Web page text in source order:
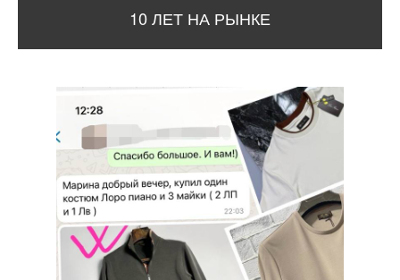
10 ЛЕТ НА РЫНКЕ